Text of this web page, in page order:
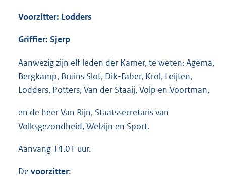
Voorzitter: Lodders
Griffier: Sjerp
Aanwezig zijn elf leden der Kamer, te weten: Agema,
Bergkamp, Bruins Slot, Dik-Faber, Krol, Leijten,
Lodders, Potters, Van der Staaij, Volp en Voortman,
en de heer Van Rijn, Staatssecretaris van
Volksgezondheid, Welzijn en Sport.
Aanvang 14.01 uur.
De voorzitter: